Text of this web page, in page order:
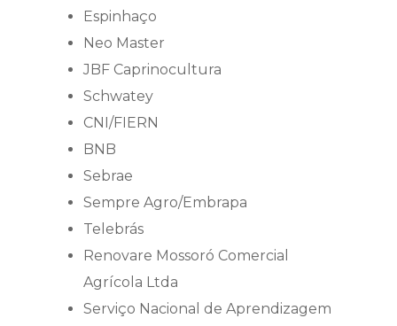
Espinhaço
Neo Master
JBF Caprinocultura
Schwatey
CNI/FIERN
BNB
Sebrae
Sempre Agro/Embrapa
Telebrás
Renovare Mossoró Comercial
Agrícola Ltda
Serviço Nacional de Aprendizagem